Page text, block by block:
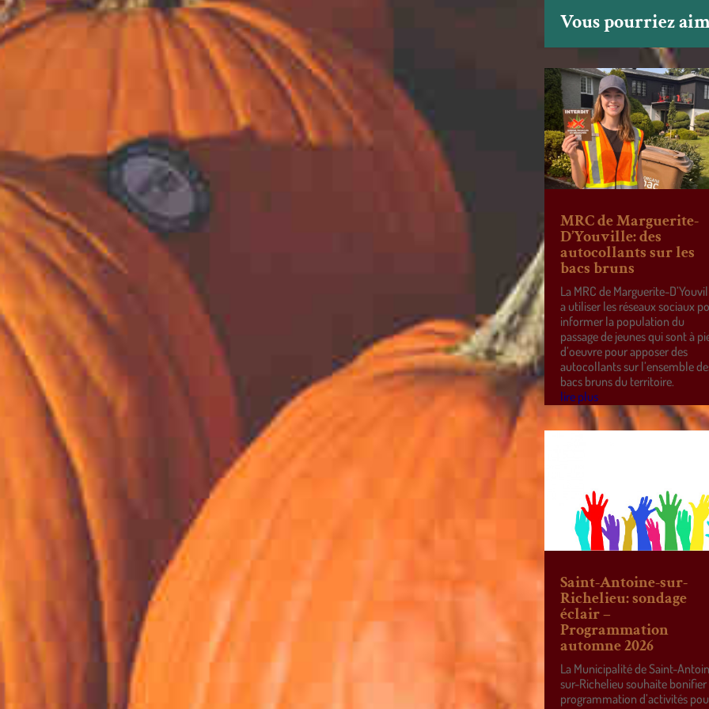
Vous pourriez
MRC de Marguerite-
D’Youville: des
autocollants sur les
bacs bruns
La MRC de Marguerite-
a utiliser les réseaux sociaux
informer la population du
passage de jeunes qui sont à
d’oeuvre pour apposer des
autocollants sur l’ensemble
bacs bruns du territoire.
lire plus
Saint-Antoine-sur-
Richelieu: sondage
éclair –
Programmation
automne 2026
La Municipalité de Saint-
sur-Richelieu souhaite bonifier
programmation d’activités